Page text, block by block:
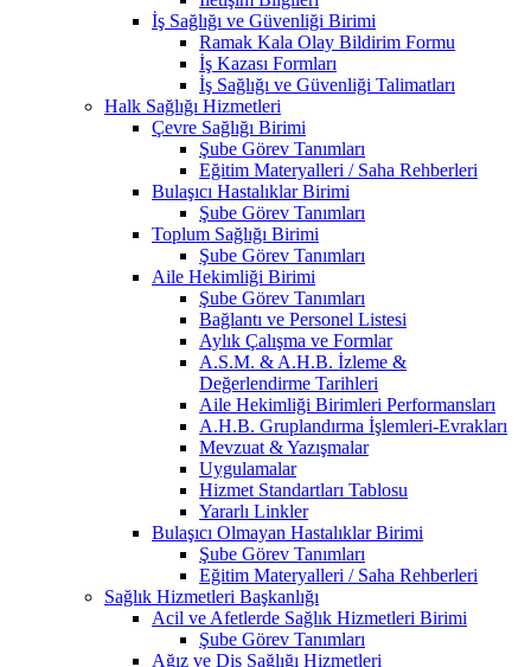
İş Sağlığı ve Güvenliği Birimi
Ramak Kala Olay Bildirim Formu
İş Kazası Formları
İş Sağlığı ve Güvenliği Talimatları
Halk Sağlığı Hizmetleri
Çevre Sağlığı Birimi
Şube Görev Tanımları
Eğitim Materyalleri / Saha Rehberleri
Bulaşıcı Hastalıklar Birimi
Şube Görev Tanımları
Toplum Sağlığı Birimi
Şube Görev Tanımları
Aile Hekimliği Birimi
Şube Görev Tanımları
Bağlantı ve Personel Listesi
Aylık Çalışma ve Formlar
A.S.M. & A.H.B. İzleme &
Değerlendirme Tarihleri
Aile Hekimliği Birimleri Performansları
A.H.B. Gruplandırma İşlemleri-Evrakları
Mevzuat & Yazışmalar
Uygulamalar
Hizmet Standartları Tablosu
Yararlı Linkler
Bulaşıcı Olmayan Hastalıklar Birimi
Şube Görev Tanımları
Eğitim Materyalleri / Saha Rehberleri
Sağlık Hizmetleri Başkanlığı
Acil ve Afetlerde Sağlık Hizmetleri Birimi
Şube Görev Tanımları
Ağız ve Diş Sağlığı Hizmetleri